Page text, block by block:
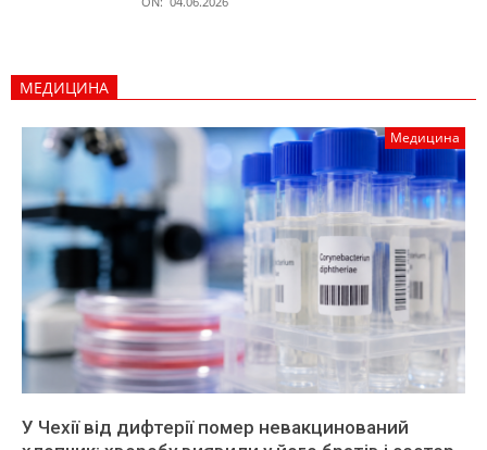
МЕДИЦИНА
Медицина
У Чехії від дифтерії помер невакцинований